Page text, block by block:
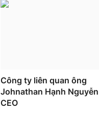
Công ty liên quan ông
Johnathan Hạnh
CEO